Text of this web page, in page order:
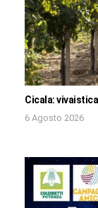
Cicala:
6 Agosto 2026